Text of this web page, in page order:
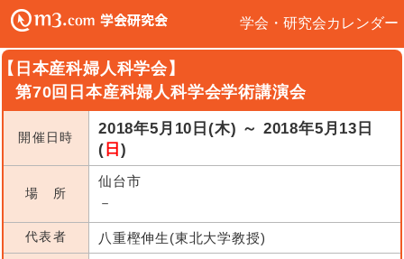
学会・研究会カレンダー
日本産科婦人科学会】
第70回日本産科婦人科学会学術講演会
開催日時
2018年5月10日(木) ～ 2018年5月13日
( 日 )
場 所
仙台市
－
代表者 八重樫伸生(東北大学教授)